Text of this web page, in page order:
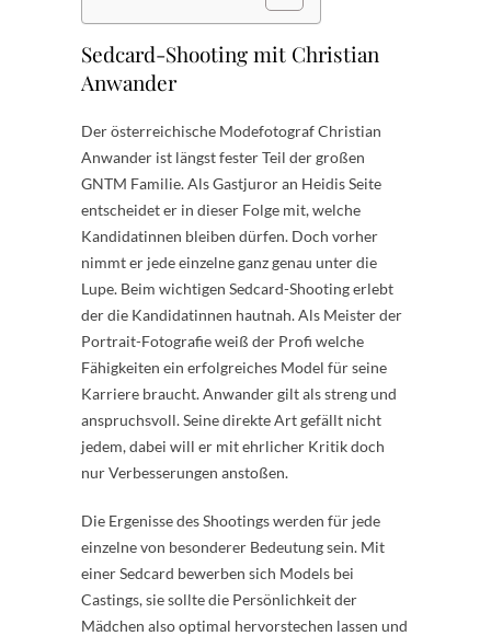
Sedcard-Shooting mit Christian
Anwander
Der österreichische Modefotograf Christian
Anwander ist längst fester Teil der großen
GNTM Familie. Als Gastjuror an Heidis Seite
entscheidet er in dieser Folge mit, welche
Kandidatinnen bleiben dürfen. Doch vorher
nimmt er jede einzelne ganz genau unter die
Lupe. Beim wichtigen Sedcard-Shooting erlebt
der die Kandidatinnen hautnah. Als Meister der
Portrait-Fotografie weiß der Profi welche
Fähigkeiten ein erfolgreiches Model für seine
Karriere braucht. Anwander gilt als streng und
anspruchsvoll. Seine direkte Art gefällt nicht
jedem, dabei will er mit ehrlicher Kritik doch
nur Verbesserungen anstoßen.
Die Ergenisse des Shootings werden für jede
einzelne von besonderer Bedeutung sein. Mit
einer Sedcard bewerben sich Models bei
Castings, sie sollte die Persönlichkeit der
Mädchen also optimal hervorstechen lassen und